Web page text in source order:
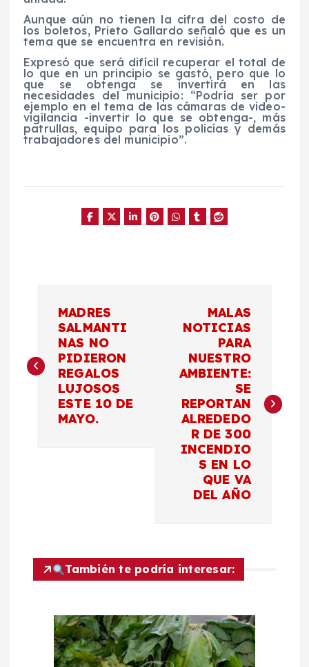
Aunque aún no tienen la cifra del costo de
los boletos, Prieto Gallardo señaló que es un
tema que se encuentra en revisión.
Expresó que será difícil recuperar el total de
lo que en un principio se gastó, pero que lo
que se obtenga se invertirá en las
necesidades del municipio: “Podría ser por
ejemplo en el tema de las cámaras de video-
vigilancia -invertir lo que se obtenga-, más
patrullas, equipo para los policías y demás
trabajadores del municipio”.
v
ó
MADRES
SALMANTI
NAS NO
PIDIERON
REGALOS
LUJOSOS
ESTE 10 DE
MAYO.
MALAS
NOTICIAS
PARA
NUESTRO
AMBIENTE:
SE
REPORTAN
ALREDEDO
R DE 300
INCENDIO
S EN LO
QUE VA
DEL AÑO
También te podría interesar: